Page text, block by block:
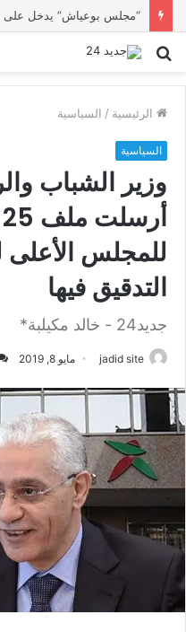
بحث
الرئيسية / السياسية
السياسية
وزير الشباب
للمجلس
التدقيق فيها
جديد24 - خالد مكيلبة*
jadid site مايو 8, 2019